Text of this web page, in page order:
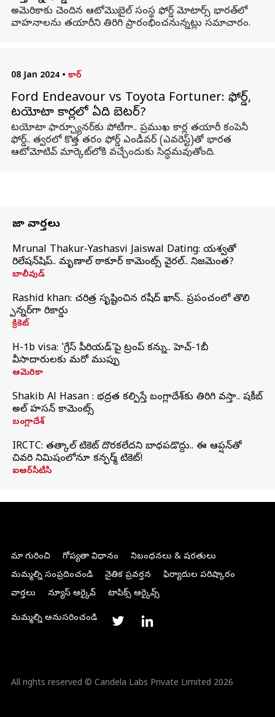
అమెరికాకు చెందిన ఆటోమొబైల్‌ సంస్థ ఫోర్డ్ మోటార్స్ భారత్‌లో
వాహనాలను తయారీని తిరిగి ప్రారంభించనున్నట్లు సమాచారం.
08 Jan 2024 • కార్
Ford Endeavour vs Toyota Fortuner: ఫోర్డ్,
టయోటా కార్లలో ఏది బెటర్?
టయోటా ఫార్చ్యూనర్‌కు పోటీగా.. ప్రముఖ కార్ల తయారీ కంపెనీ
ఫోర్డ్.. త్వరలో కొత్త తరం ఫోర్డ్ ఎండీవర్ (ఎవరెస్ట్)తో భారత
ఆటోమోటివ్ మార్కెట్‌లోకి వచ్చేందుకు సిద్ధమవుతోంది.
తాజా వార్తలు
Mrunal Thakur-Yashasvi Jaiswal Dating: యశస్వితో
రిలేషన్‌షిప్.. మృణాల్ ఠాకూర్ కామెంట్స్ వైరల్.. నిజమెంత?
బాలీవుడ్
Rashid khan: చరిత్ర సృష్టించిన రషీద్ ఖాన్.. ప్రపంచంలో తొలి
స్పిన్నర్‌గా రికార్డు
క్రికెట్
H-1b visa: 'గ్రేస్‌ పీరియడ్‌'పై ట్రంప్‌ కన్ను.. హెచ్‌-1బీ
వీసాదారులకు మరో ముప్పు
అమెరికా
Shakib Al Hasan : భద్రత కల్పిస్తే బంగ్లాదేశ్‌కు తిరిగి వస్తా.. షకీబ్
అల్ హసన్ కామెంట్స్
బంగ్లాదేశ్
IRCTC: తత్కాల్ టికెట్ దొరకలేదని బాధపడొద్దు.. ఈ ఆప్షన్‌తో
చివరి నిమిషంలోనూ కన్ఫర్మ్ టికెట్!
ఐఆర్‌సీటీసీ
మా గురించి గోప్యతా విధానం
నిబంధనలు & షరతులు
మమ్మల్ని సంప్రదించండి
నైతిక ప్రవర్తన
ఫిర్యాదుల పరిష్కారం
వార్తలు
న్యూస్ ఆర్కైవ్ టాపిక్స్ ఆర్కైవ్స్
మమ్మల్ని అనుసరించండి
All rights reserved © Candela Labs Private Limited 2026